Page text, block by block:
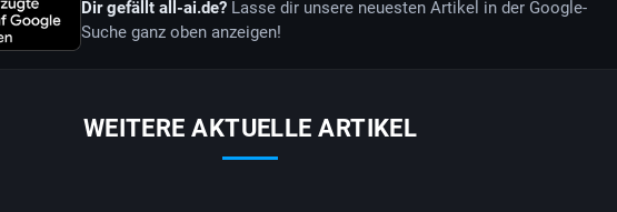
Dir gefällt all-ai.de? Lasse dir unsere neuesten Artikel in der Google-
Suche ganz oben anzeigen!
WEITERE AKTUELLE ARTIKEL